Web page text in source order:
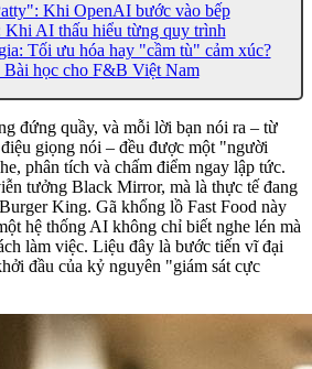
Khi OpenAI bước vào bếp
Khi AI thấu hiểu từng quy trình
Tối ưu hóa hay "cầm tù" cảm xúc?
Bài học cho F&B Việt Nam
đứng quầy, và mỗi lời bạn nói ra – từ
giọng nói – đều được một "người
phân tích và chấm điểm ngay lập tức.
tưởng Black Mirror, mà là thực tế đang
King. Gã khổng lồ Fast Food này
hệ thống AI không chỉ biết nghe lén mà
làm việc. Liệu đây là bước tiến vĩ đại
đầu của kỷ nguyên "giám sát cực